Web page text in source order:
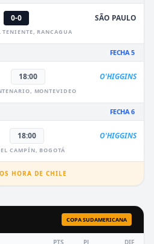
0-0 SÃO PAULO
TENIENTE, RANCAGUA
FECHA 5
18:00 O'HIGGINS
MONTEVIDEO
FECHA 6
18:00 O'HIGGINS
CAMPÍN, BOGOTÁ
HORA DE CHILE
COPA SUDAMERICANA
PTS PJ DIF